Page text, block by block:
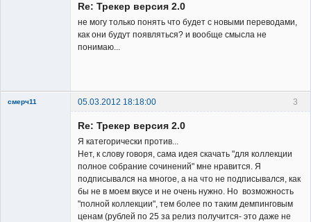
Re: Трекер версия 2.0
не могу только понять что будет с новыми переводами,
как они будут появляться? и вообще смысла не
понимаю...
3
смерч11
05.03.2012 18:18:00
Re: Трекер версия 2.0
Я категорически против...
Нет, к слову говоря, сама идея скачать "для коллекции
полное собрание сочинений" мне нравится. Я
подписывался на многое, а на что не подписывался, как
бы не в моем вкусе и не очень нужно. Но возможность
"полной коллекции", тем более по таким демпинговым
ценам (рублей по 25 за релиз получится- это даже не